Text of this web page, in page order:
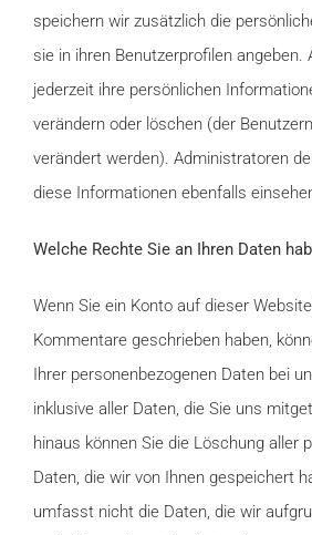
speichern wir zusätzlich die
sie in ihren Benutzerprofilen angeben.
jederzeit ihre persönlichen
verändern oder löschen (der
verändert werden). Administratoren
diese Informationen ebenfalls
Welche Rechte Sie an Ihren Daten
Wenn Sie ein Konto auf dieser
Kommentare geschrieben haben,
Ihrer personenbezogenen Daten bei
inklusive aller Daten, die Sie uns
hinaus können Sie die Löschung aller
Daten, die wir von Ihnen gespeichert
umfasst nicht die Daten, die wir